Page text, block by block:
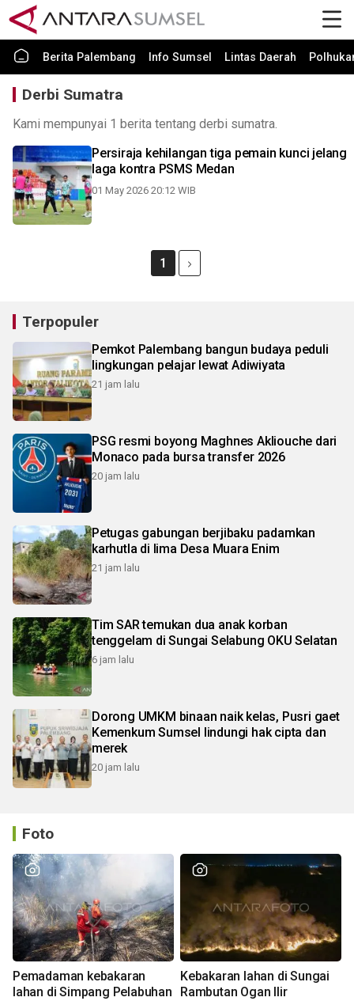
Berita Palembang Info Sumsel Lintas Daerah
Derbi Sumatra
Kami mempunyai 1 berita tentang derbi sumatra.
Persiraja kehilangan tiga pemain kunci jelang
laga kontra PSMS Medan
01 May 2026 20:12 WIB
1
Terpopuler
Pemkot Palembang bangun budaya peduli
lingkungan pelajar lewat Adiwiyata
21 jam lalu
PSG resmi boyong Maghnes Akliouche dari
Monaco pada bursa transfer 2026
20 jam lalu
Petugas gabungan berjibaku padamkan
karhutla di lima Desa Muara Enim
21 jam lalu
Tim SAR temukan dua anak korban
tenggelam di Sungai Selabung OKU Selatan
6 jam lalu
Dorong UMKM binaan naik kelas, Pusri gaet
Kemenkum Sumsel lindungi hak cipta dan
merek
20 jam lalu
Foto
Pemadaman kebakaran
lahan di Simpang Pelabuhan
Kebakaran lahan di Sungai
Rambutan Ogan Ilir